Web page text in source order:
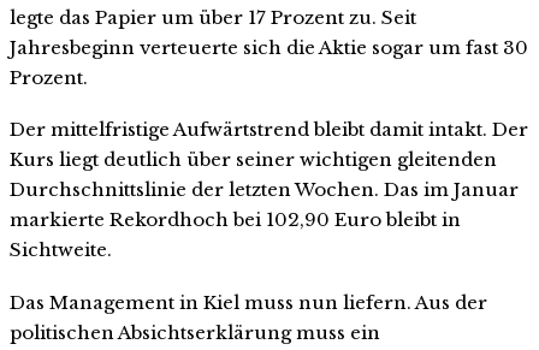
legte das Papier um über 17 Prozent zu. Seit
Jahresbeginn verteuerte sich die Aktie sogar um fast 30
Prozent.
Der mittelfristige Aufwärtstrend bleibt damit intakt. Der
Kurs liegt deutlich über seiner wichtigen gleitenden
Durchschnittslinie der letzten Wochen. Das im Januar
markierte Rekordhoch bei 102,90 Euro bleibt in
Sichtweite.
Das Management in Kiel muss nun liefern. Aus der
politischen Absichtserklärung muss ein